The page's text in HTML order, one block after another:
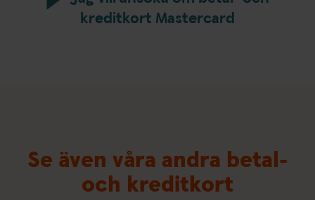
kreditkort Mastercard
Se även våra andra betal-
och kreditkort